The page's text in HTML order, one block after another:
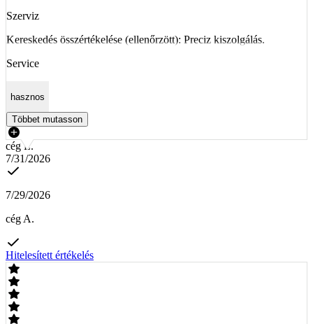
Szerviz
Kereskedés összértékelése (ellenőrzött): Preciz kiszolgálás.
Service
hasznos
Többet mutasson
cég L.
7/31/2026
7/29/2026
cég A.
Hitelesített értékelés